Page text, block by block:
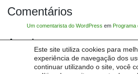
Este site utiliza cookies para
experiência de navegação dos
continuar utilizando o site, você
Comentários
Um comentarista do WordPress em
Arquivos
dezembro 2022